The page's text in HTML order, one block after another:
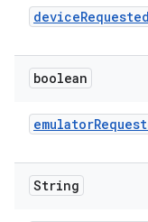
deviceRequested
boolean
emulator
String